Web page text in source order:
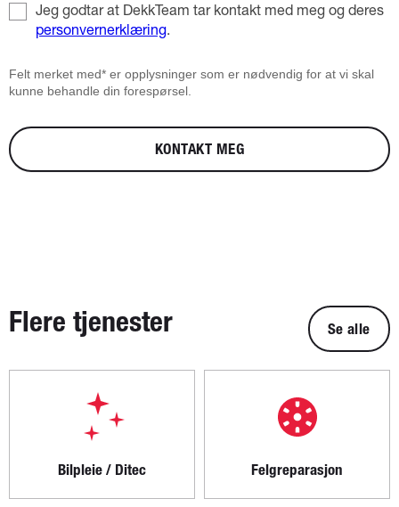
Jeg godtar at DekkTeam tar kontakt med meg og deres
personvernerklæring.
Felt merket med* er opplysninger som er nødvendig for at vi skal
kunne behandle din forespørsel.
KONTAKT MEG
Flere tjenester Se alle
Bilpleie / Ditec Felgreparasjon